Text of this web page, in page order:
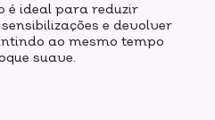
é ideal para reduzir
e devolver
ao mesmo tempo
suave.